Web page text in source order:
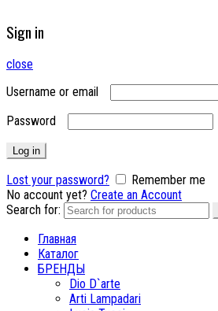
Sign in
close
Username or email
Password
Log in
Lost your password?
Remember me
No account yet? Create an Account
Search for:
Главная
Каталог
БРЕНДЫ
Dio D`arte
Arti Lampadari